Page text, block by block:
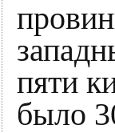
пяти
было